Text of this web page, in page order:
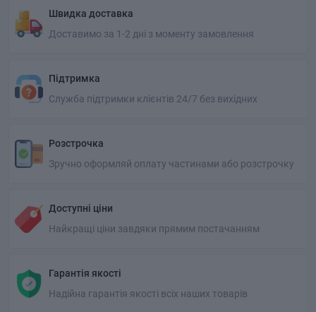
Швидка доставка
Доставимо за 1-2 дні з моменту замовлення
Підтримка
Служба підтримки клієнтів 24/7 без вихідних
Розстрочка
Зручно оформляй оплату частинами або розстрочку
Доступні ціни
Найкращі ціни завдяки прямим постачанням
Гарантія якості
Надійна гарантія якості всіх наших товарів